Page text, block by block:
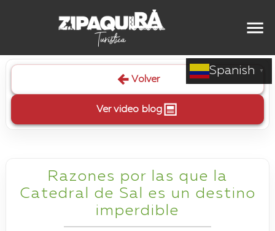
Spanish ▼
Volver
Ver video blog
Razones por las que la
Catedral de Sal es un destino
imperdible